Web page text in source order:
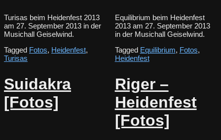
Turisas beim Heidenfest 2013
am 27. September 2013 in der
Musichall Geiselwind.
Tagged Fotos, Heidenfest,
Turisas
Equilibrium beim Heidenfest
2013 am 27. September 2013
in der Musichall Geiselwind.
Tagged Equilibrium, Fotos,
Heidenfest
Suidakra
[Fotos]
Riger –
Heidenfest
[Fotos]